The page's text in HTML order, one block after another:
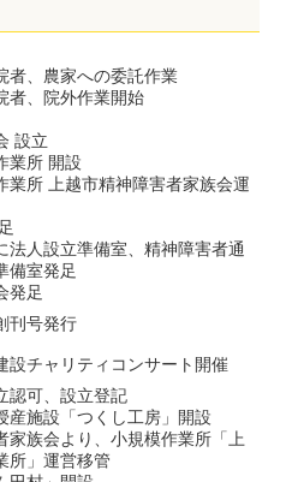
者、農家への委託作業
者、院外作業開始
設立
業所 開設
業所 上越市精神障害者家族会運
法人設立準備室、精神障害者通
備室発足
発足
刊号発行
設チャリティコンサート開催
認可、設立登記
産施設「つくし工房」開設
家族会より、小規模作業所「上
所」運営移管